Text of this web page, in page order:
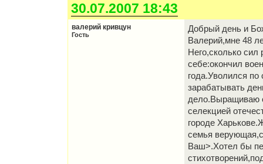
30.07.2007 18:43
валерий кривцун
Гость
Добрый день и
Валерий,мне 48
Него,сколько сил
себе:окончил
года.Уволился
зарабатывать
дело.Выращиваю
селекцией
городе
семья
Ваш>.Хотел бы